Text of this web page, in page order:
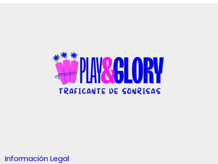
Información Legal